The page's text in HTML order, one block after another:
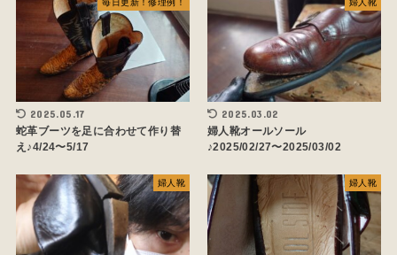
毎日更新！修理例！
2025.05.17
蛇革ブーツを足に合わせて作り替
え♪4/24〜5/17
婦人靴
2025.03.02
婦人靴オールソール
♪2025/02/27〜2025/03/02
婦人靴 婦人靴